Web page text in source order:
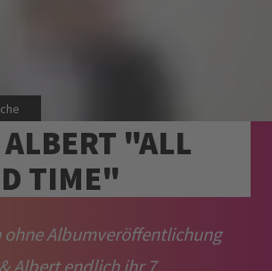
"ALL
TIME"
ohne Albumveröffentlichung